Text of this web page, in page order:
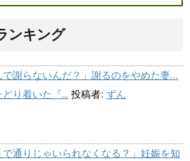
ンキング
で謝らないんだ？」謝るのをやめた妻…
り着いた『... 投稿者: ずん
で通りじゃいられなくなる？」妊娠を知